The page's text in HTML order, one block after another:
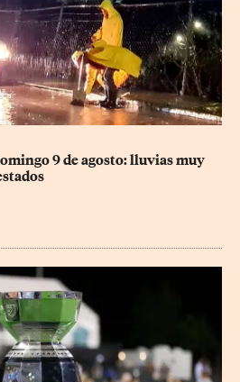
9 de agosto: lluvias muy